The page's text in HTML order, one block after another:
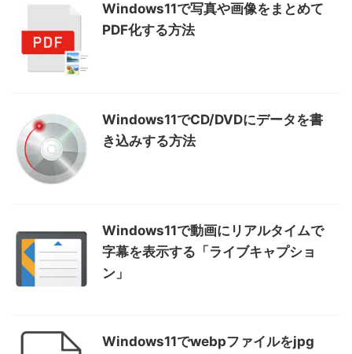
Windows11で写真や画像をまとめて
PDF化する方法
Windows11でCD/DVDにデータを書
き込みする方法
Windows11で動画にリアルタイムで
字幕を表示する「ライブキャプショ
ン」
Windows11でwebpファイルをjpg